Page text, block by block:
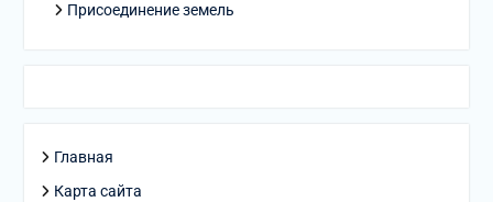
Присоединение земель
Главная
Карта сайта